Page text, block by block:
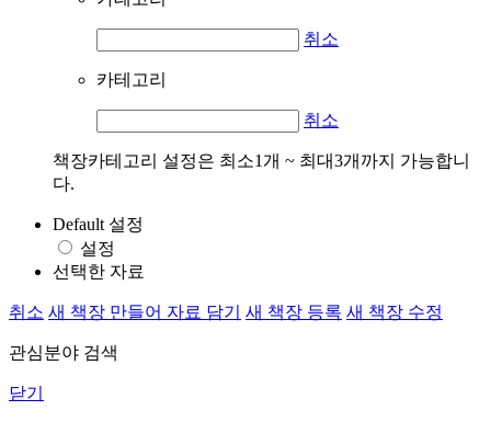
취소
카테고리
취소
책장카테고리 설정은 최소1개 ~ 최대3개까지 가능합니
다.
Default 설정
설정
선택한 자료
취소 새 책장 만들어 자료 담기 새 책장 등록 새 책장 수정
관심분야 검색
닫기